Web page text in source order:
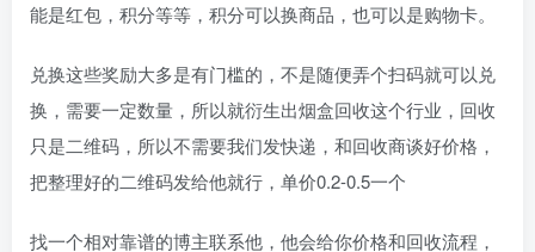
能是红包，积分等等，积分可以换商品，也可以是购物卡。
兑换这些奖励大多是有门槛的，不是随便弄个扫码就可以兑
换，需要一定数量，所以就衍生出烟盒回收这个行业，回收
只是二维码，所以不需要我们发快递，和回收商谈好价格，
把整理好的二维码发给他就行，单价0.2-0.5一个
找一个相对靠谱的博主联系他，他会给你价格和回收流程，